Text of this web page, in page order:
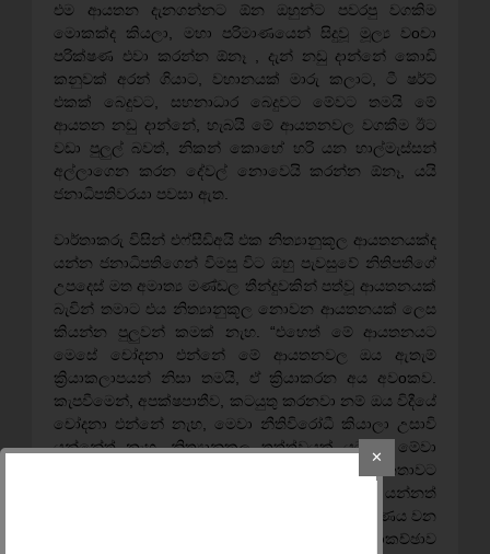
එම ආයතන දැනගන්නට ඕන ඔහුන්ට පවරපු වගකිම
මොකක්ද කියලා, මහා පරිමාණයෙන් සිදුවූ මූල්‍ය වoචා
පරික්ෂණ එවා කරන්න ඕනෑ , දැන් නඩු දාන්නේ කොඩි
කනුවක් අරන් ගියාට, වහානයක් මාරු කලාට, ටී ෂර්ට්
එකක් බෙදුවට, සහනාධාර බෙදුවට මේවට තමයි මේ
ආයතන නඩු දාන්නේ, හැබයි මේ ආයතනවල වගකීම ඊට
වඩා පුලුල් බවත්, නිකන් කොහේ හරි යන හාල්මැස්සන්
අල්ලාගෙන කරන දේවල් නොවෙයි කරන්න ඕනෑ, යයි
ජනාධිපතිවරයා පවසා ඇත.
වාර්තාකරු විසින් එෆ්සීඩිඅයි එක නිත්‍යානුකූල ආයතනයක්ද
යන්න ජනාධිපතිගෙන් විමසු විට ඔහු පැවසුවේ නිතිපතිගේ
උපදෙස් මත අමාත්‍ය මණ්ඩල තීන්දුවකින් පත්වූ ආයතනයක්
බැවින් තමාට එය නිත්‍යානුකූල නොවන ආයතනයක් ලෙස
කියන්න පුලුවන් කමක් නැහ. “එහෙත් මේ ආයතනයට
මෙසේ චෝදනා එන්නේ මේ ආයතනවල ඔය ඇතැම්
ක්‍රියාකලාපයන් නිසා තමයි, ඒ ක්‍රියාකරන අය අවoකව.
කැපවීමෙන්, අපක්ෂපාතීව, කටයුතු කරනවා නම් ඔය විදීයේ
චෝදනා එන්නේ නැහ, මෙවා නීතිවිරෝධී කියාලා උසාවි
යන්නේත් නැහ. නිත්‍යානුකූල තත්ත්වයක් යටතේ මේවා
පැහැදිලිව වැඩ කරන ආයතන කියන එක මහජනතාවට
පේනවා නම් ඔය විදියේ චෝදනා එන්නේත් නැහ” යන්නත්
එහි සඳහන් කොට ඇති අතර පුරා පිටු දෙකක් ආවරණය වන
සේ ජනාධිපතිවරයා එම පුවත් පත සඳහා විශේෂ සාකච්ඡාව
✕